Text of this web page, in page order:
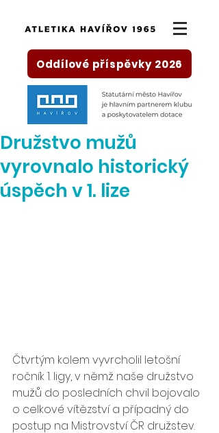
Oddílové příspěvky 2026
Družstvo mužů
vyrovnalo historický
úspěch v 1. lize
Čtvrtým kolem vyvrcholil letošní
ročník 1. ligy, v němž naše družstvo
mužů do posledních chvil bojovalo
o celkové vítězství a případný do
postup na Mistrovství ČR družstev.